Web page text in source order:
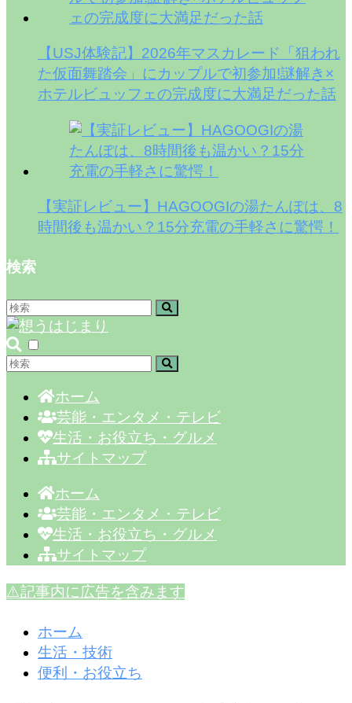
【USJ体験記】2026年マスカレード「狙われ
た仮面舞踏会」にカップルで初参加!謎解き×
ホテルビュッフェの完成度に大満足だった話
【実証レビュー】HAGOOGIの湯たんぽは、8
時間後も温かい？15分充電の手軽さに驚愕！
検索
ホーム
芸能・エンタメ・テレビ
生活・お役立ち・グルメ
サイトマップ
ホーム
芸能・エンタメ・テレビ
生活・お役立ち・グルメ
サイトマップ
⚠️記事内に広告を含みます
ホーム
生活・技術
便利・お役立ち